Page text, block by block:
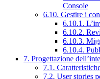
Console
6.10. Gestire i
6.10.1.
6.10.2.
6.10.3.
6.10.4.
7. Progettazione
7.1.
7.2. User stories